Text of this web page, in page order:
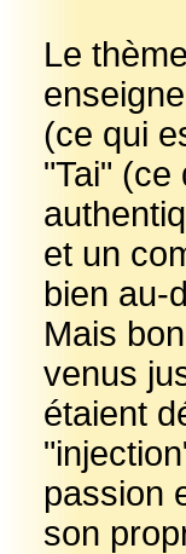
Le
(ce qui
"Tai" (ce
et un
bien au-
Mais
venus
étaient
passion
son